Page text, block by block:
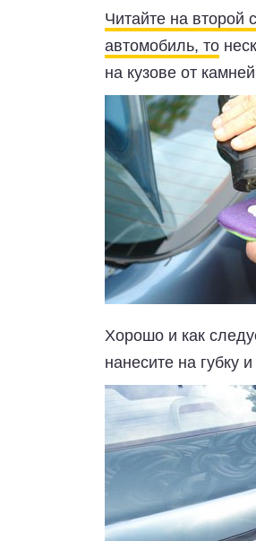
Читайте на второй
автомобиль, то
на кузове от
Хорошо и как
нанесите на губку